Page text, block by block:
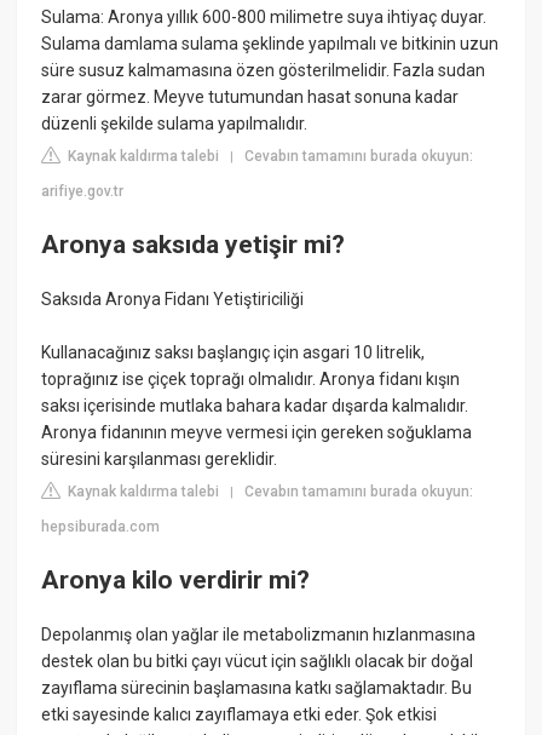
Sulama: Aronya yıllık 600-800 milimetre suya ihtiyaç duyar.
Sulama damlama sulama şeklinde yapılmalı ve bitkinin uzun
süre susuz kalmamasına özen gösterilmelidir. Fazla sudan
zarar görmez. Meyve tutumundan hasat sonuna kadar
düzenli şekilde sulama yapılmalıdır.
Kaynak kaldırma talebi |Cevabın tamamını burada okuyun:
arifiye.gov.tr
Aronya saksıda yetişir mi?
Saksıda Aronya Fidanı Yetiştiriciliği
Kullanacağınız saksı başlangıç için asgari 10 litrelik,
toprağınız ise çiçek toprağı olmalıdır. Aronya fidanı kışın
saksı içerisinde mutlaka bahara kadar dışarda kalmalıdır.
Aronya fidanının meyve vermesi için gereken soğuklama
süresini karşılanması gereklidir.
Kaynak kaldırma talebi |Cevabın tamamını burada okuyun:
hepsiburada.com
Aronya kilo verdirir mi?
Depolanmış olan yağlar ile metabolizmanın hızlanmasına
destek olan bu bitki çayı vücut için sağlıklı olacak bir doğal
zayıflama sürecinin başlamasına katkı sağlamaktadır. Bu
etki sayesinde kalıcı zayıflamaya etki eder. Şok etkisi